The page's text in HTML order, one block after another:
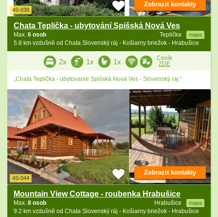
4S-038
Chata Teplička - ubytování Spišská Nová Ves
Teplička mapa
Max. 6 osob
5.8 km vzdušně od Chata Slovenský ráj - Košiarny briežok - Hrabušice
Zobrazit kontakty
2x 1x 1x
Ceník
ZDE
„Chata Teplička - ubytovanie Spišská Nová Ves - Slovenský raj.“
4S-044
Mountain View Cottage - roubenka Hrabušice
Hrabušice mapa
Max. 8 osob
9.2 km vzdušně od Chata Slovenský ráj - Košiarny briežok - Hrabušice
Zobrazit kontakty